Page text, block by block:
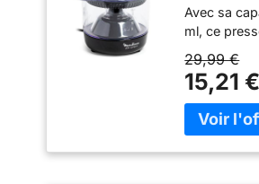
0.45 L
Avec sa
ml, ce
produit
jus pour
verres
suffit
cône pour
29,99 €
15,21 €